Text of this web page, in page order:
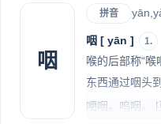
咽
拼音
咽 [ yān ] 1.
喉的后部称“
东西通过咽头
哽咽。呜咽。